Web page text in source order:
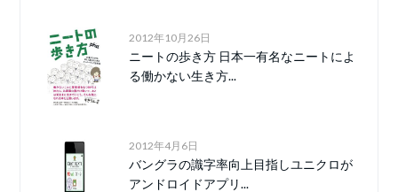
2012年10月26日
ニートの歩き方 日本一有名なニートによ
る働かない生き方...
2012年4月6日
バングラの識字率向上目指しユニクロが
アンドロイドアプリ...